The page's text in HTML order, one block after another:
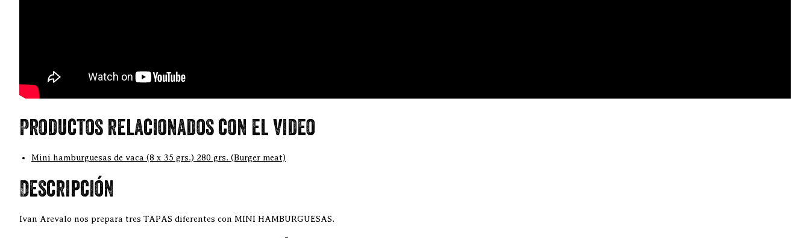
Productos relacionados con el video
Mini hamburguesas de vaca (8 x 35 grs.) 280 grs. (Burger meat)
Descripción
Ivan Arevalo nos prepara tres TAPAS diferentes con MINI HAMBURGUESAS.